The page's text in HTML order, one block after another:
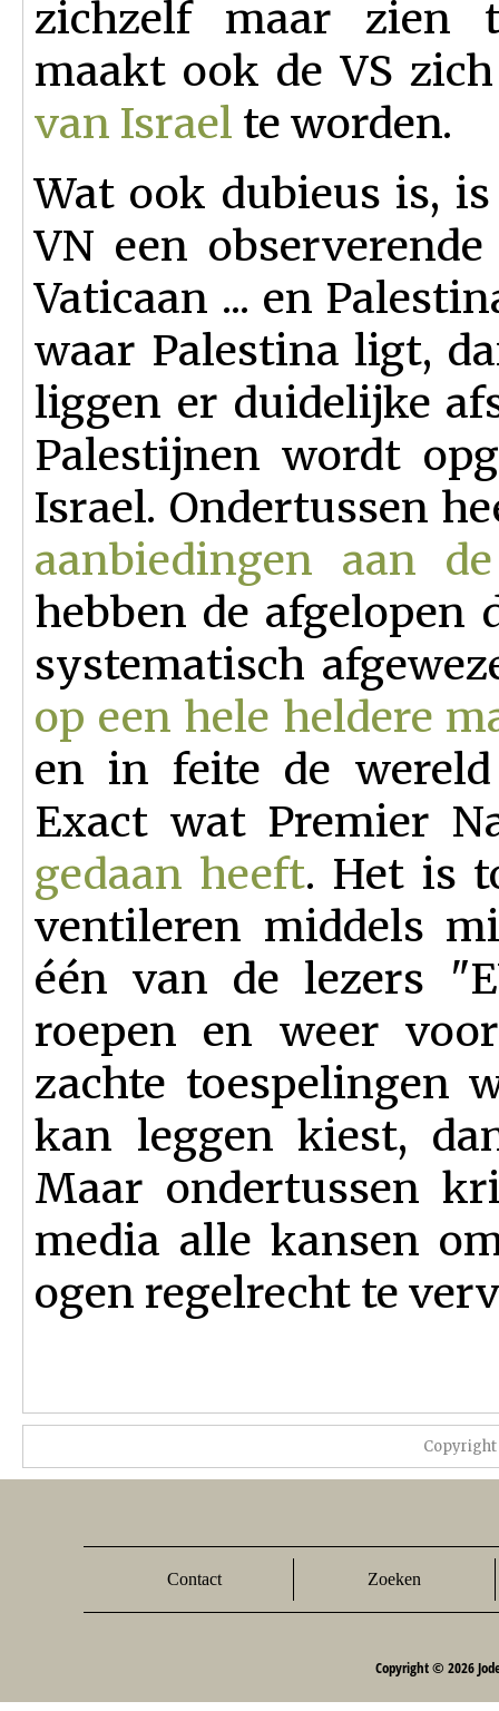
zichzelf maar zien
maakt ook de VS
van Israel te worden.
Wat ook dubieus is,
VN een
Vaticaan ... en
waar Palestina ligt,
liggen er duidelijke
Palestijnen wordt
Israel. Ondertussen
aanbiedingen aan
hebben de afgelopen
systematisch
op een hele heldere
en in feite de
Exact wat Premier
gedaan heeft. Het is
ventileren middels
één van de lezers
roepen en weer
zachte toespelingen
kan leggen kiest,
Maar ondertussen
media alle kansen
ogen regelrecht te
Contact Zoeken
Copyright © 2026